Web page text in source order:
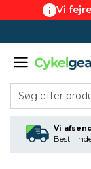
Vi
Søg efter
Vi
Bestil